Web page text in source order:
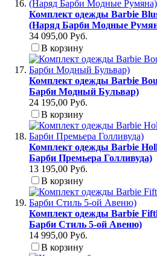
Комплект одежды Barbie
(Наряд Барби Модные
34 095,00 Руб.
В корзину
Комплект одежды Barbie
Барби Модный Бульвар)
24 195,00 Руб.
В корзину
Комплект одежды Barbie
Барби Премьера Голливуда)
13 195,00 Руб.
В корзину
Комплект одежды Barbie
Барби Стиль 5-ой Авеню)
14 995,00 Руб.
В корзину